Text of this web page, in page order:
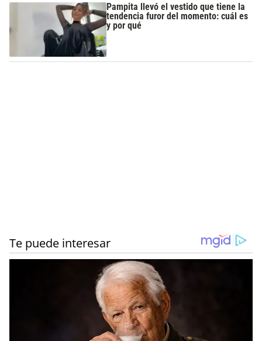
Pampita llevó el vestido que tiene la
tendencia furor del momento: cuál es
y por qué